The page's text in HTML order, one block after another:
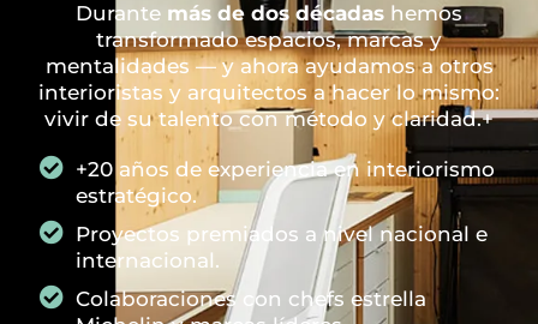
Durante más de dos décadas hemos
transformado espacios, marcas y
mentalidades — y ahora ayudamos a otros
interioristas y arquitectos a hacer lo mismo:
vivir de su talento con método y claridad.+
+20 años de experiencia en interiorismo
estratégico.
Proyectos premiados a nivel nacional e
internacional.
Colaboraciones con chefs estrella